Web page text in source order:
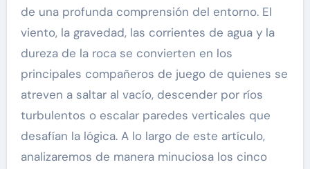
de una profunda comprensión del entorno. El
viento, la gravedad, las corrientes de agua y la
dureza de la roca se convierten en los
principales compañeros de juego de quienes se
atreven a saltar al vacío, descender por ríos
turbulentos o escalar paredes verticales que
desafían la lógica. A lo largo de este artículo,
analizaremos de manera minuciosa los cinco